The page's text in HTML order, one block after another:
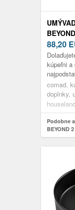
88,20
kúpeľni a
hľadaním
comad,
doplnky,
dosku
Podobne
BEYOND